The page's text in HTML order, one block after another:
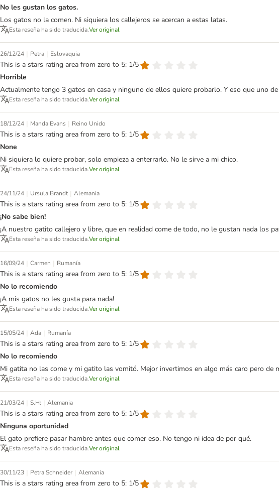
No les gustan los gatos.
Los gatos no la comen. Ni siquiera los callejeros se acercan a estas latas.
Esta reseña ha sido traducida.Ver original
26/12/24 | Petra | Eslovaquia
This is a stars rating area from zero to 5: 1/5
Horrible
Actualmente tengo 3 gatos en casa y ninguno de ellos quiere probarlo. Y eso que uno
Esta reseña ha sido traducida.Ver original
18/12/24 | Manda Evans | Reino Unido
This is a stars rating area from zero to 5: 1/5
None
Ni siquiera lo quiere probar, solo empieza a enterrarlo. No le sirve a mi chico.
Esta reseña ha sido traducida.Ver original
24/11/24 | Ursula Brandt | Alemania
This is a stars rating area from zero to 5: 1/5
¡No sabe bien!
¡A nuestro gatito callejero y libre, que en realidad come de todo, no le gustan nada los
Esta reseña ha sido traducida.Ver original
16/09/24 | Carmen | Rumanía
This is a stars rating area from zero to 5: 1/5
No lo recomiendo
¡A mis gatos no les gusta para nada!
Esta reseña ha sido traducida.Ver original
15/05/24 | Ada | Rumanía
This is a stars rating area from zero to 5: 1/5
No lo recomiendo
Mi gatita no las come y mi gatito las vomitó. Mejor invertimos en algo más caro pero de
Esta reseña ha sido traducida.Ver original
21/03/24 | S.H: | Alemania
This is a stars rating area from zero to 5: 1/5
Ninguna oportunidad
El gato prefiere pasar hambre antes que comer eso. No tengo ni idea de por qué.
Esta reseña ha sido traducida.Ver original
30/11/23 | Petra Schneider | Alemania
This is a stars rating area from zero to 5: 1/5